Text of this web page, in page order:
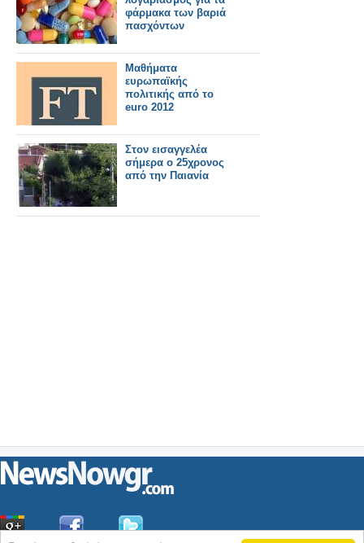
φάρμακα των βαριά
πασχόντων
Μαθήματα
ευρωπαϊκής
πολιτικής από το
euro 2012
Στον εισαγγελέα
σήμερα ο 25χρονος
από την Παιανία